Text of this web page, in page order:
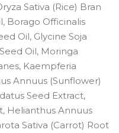
Sativa (Rice) Bran
Borago Officinalis
Oil, Glycine Soja
Oil, Moringa
Kaempferia
Annuus (Sunflower)
Seed Extract,
Helianthus Annuus
Sativa (Carrot) Root